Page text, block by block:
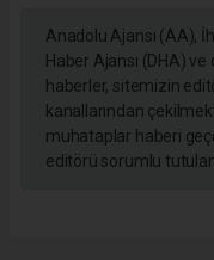
Anadolu Ajansı (AA),
Haber Ajansı (DHA)
haberler, sitemizin
kanallarından
muhataplar haberi
editörü sorumlu